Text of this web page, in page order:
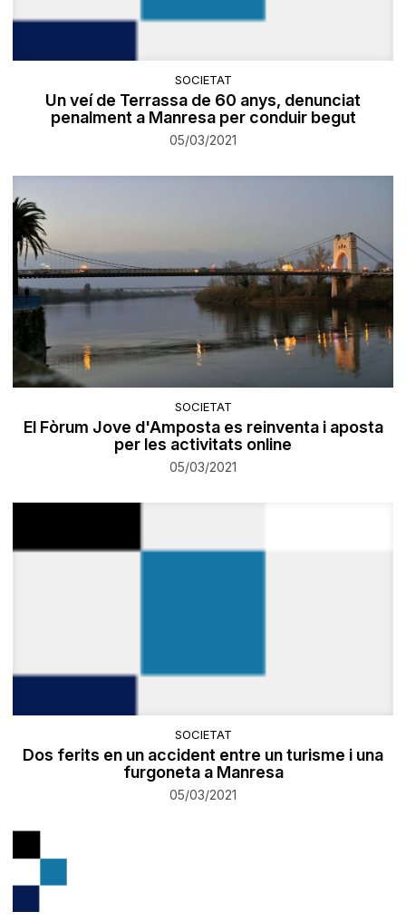
SOCIETAT
Un veí de Terrassa de 60 anys, denunciat
penalment a Manresa per conduir begut
05/03/2021
SOCIETAT
El Fòrum Jove d'Amposta es reinventa i aposta
per les activitats online
05/03/2021
SOCIETAT
Dos ferits en un accident entre un turisme i una
furgoneta a Manresa
05/03/2021